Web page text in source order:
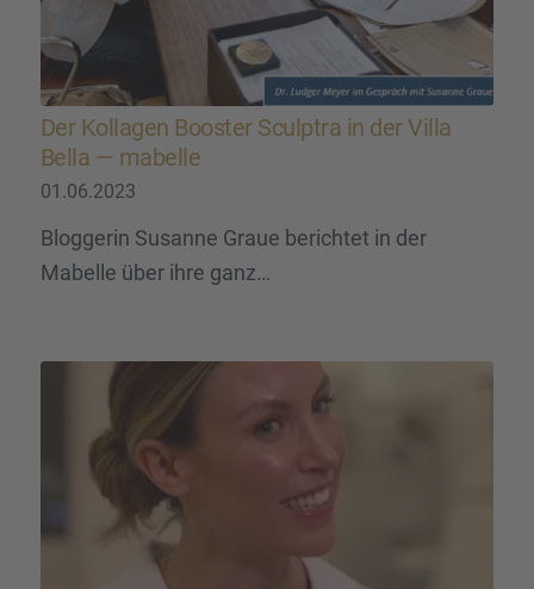
Der Kolla­gen Booster Sculp­tra in der Villa
Bella — mabelle
01.06.2023
Bloggerin Susanne Graue berichtet in der
Mabelle über ihre ganz…